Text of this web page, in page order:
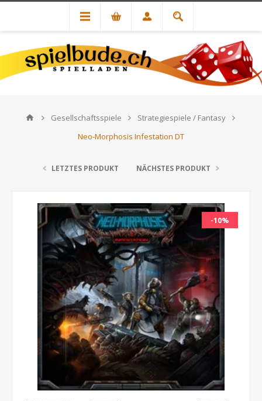
Gesellschaftsspiele
Strategiespiele / Fantasy
Neo-Morphosis Infestation DT
LETZTES PRODUKT NÄCHSTES PRODUKT
-10%